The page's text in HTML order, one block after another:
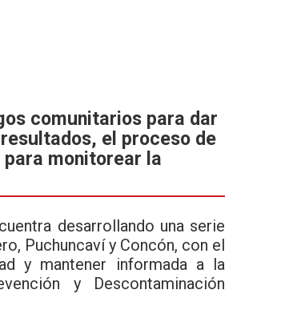
comunitarios para dar
el proceso de
monitorear la
desarrollando una serie
Puchuncaví y Concón, con el
y mantener informada a la
y Descontaminación